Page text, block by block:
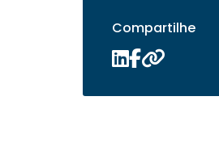
Compartilhe